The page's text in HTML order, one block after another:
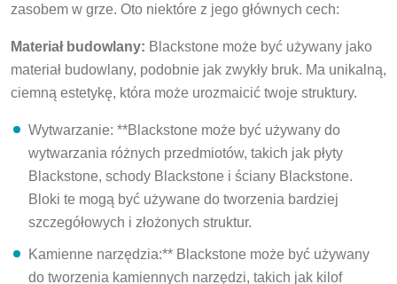
zasobem w grze. Oto niektóre z jego głównych cech:
Materiał budowlany: Blackstone może być używany jako
materiał budowlany, podobnie jak zwykły bruk. Ma unikalną,
ciemną estetykę, która może urozmaicić twoje struktury.
Wytwarzanie: **Blackstone może być używany do
wytwarzania różnych przedmiotów, takich jak płyty
Blackstone, schody Blackstone i ściany Blackstone.
Bloki te mogą być używane do tworzenia bardziej
szczegółowych i złożonych struktur.
Kamienne narzędzia:** Blackstone może być używany
do tworzenia kamiennych narzędzi, takich jak kilof